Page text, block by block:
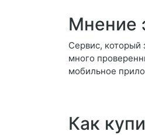
Мнение
Сервис, который
много
мобильное
Как